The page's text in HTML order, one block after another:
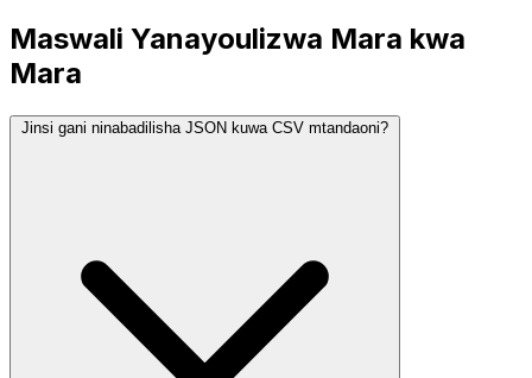
Maswali Yanayoulizwa Mara kwa
Mara
Jinsi gani ninabadilisha JSON kuwa CSV mtandaoni?